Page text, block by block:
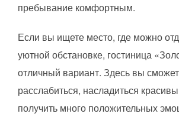
пребывание комфортным.
Если вы ищете место, где можно
уютной обстановке, гостиница
отличный вариант. Здесь вы
расслабиться, насладиться
получить много положительных